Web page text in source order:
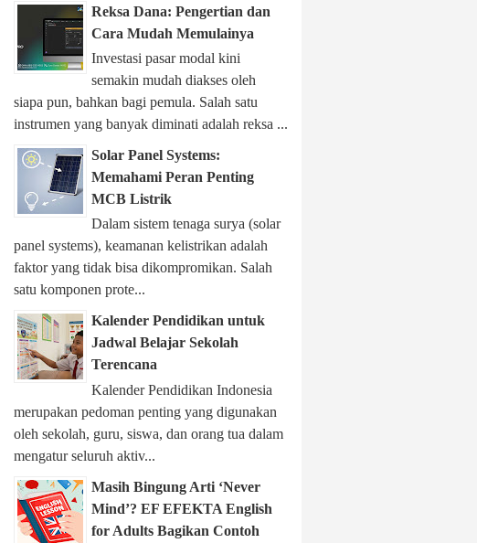
Reksa Dana: Pengertian dan
Cara Mudah Memulainya
Investasi pasar modal kini
semakin mudah diakses oleh
siapa pun, bahkan bagi pemula. Salah satu
instrumen yang banyak diminati adalah reksa ...
Solar Panel Systems:
Memahami Peran Penting
MCB Listrik
Dalam sistem tenaga surya (solar
panel systems), keamanan kelistrikan adalah
faktor yang tidak bisa dikompromikan. Salah
satu komponen prote...
Kalender Pendidikan untuk
Jadwal Belajar Sekolah
Terencana
Kalender Pendidikan Indonesia
merupakan pedoman penting yang digunakan
oleh sekolah, guru, siswa, dan orang tua dalam
mengatur seluruh aktiv...
Masih Bingung Arti ‘Never
Mind’? EF EFEKTA English
for Adults Bagikan Contoh